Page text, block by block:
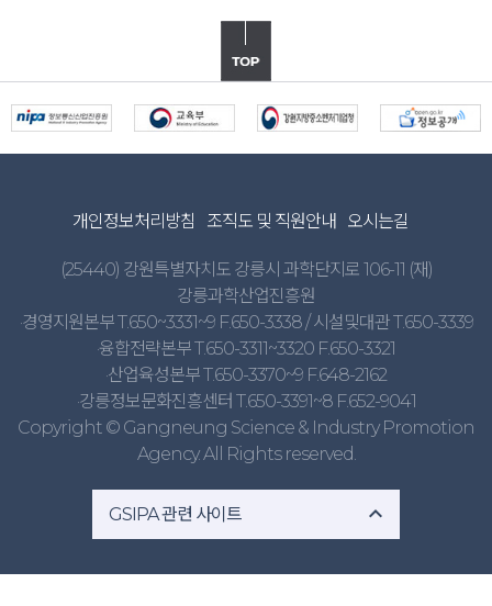
개인정보처리방침 조직도 및 직원안내 오시는길
(25440) 강원특별자치도 강릉시 과학단지로 106-11 (재)
강릉과학산업진흥원
·경영지원본부 T.650~3331~9 F.650-3338 / 시설및대관 T.650-3339
·융합전략본부 T.650-3311~3320 F.650-3321
·산업육성본부 T.650-3370~9 F.648-2162
·강릉정보문화진흥센터 T.650-3391~8 F.652-9041
Copyright © Gangneung Science & Industry Promotion
Agency. All Rights reserved.
GSIPA 관련 사이트 expand_less